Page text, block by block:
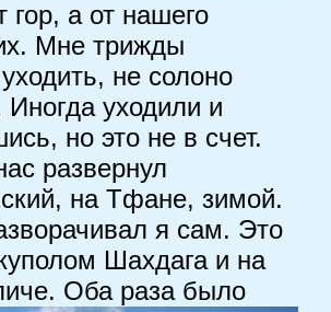
гор, а от нашего
Мне трижды
не солоно
уходили и
но это не в счет.
развернул
на Тфане, зимой.
я сам. Это
Шахдага и на
Оба раза было